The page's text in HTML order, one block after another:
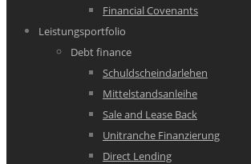
Financial Covenants
Leistungsportfolio
Debt finance
Schuldscheindarlehen
Mittelstandsanleihe
Sale and Lease Back
Unitranche Finanzierung
Direct Lending